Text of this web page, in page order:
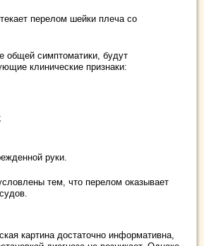
перелом шейки плеча со
общей симптоматики, будут
клинические признаки:
руки.
тем, что перелом оказывает
картина достаточно информативна,